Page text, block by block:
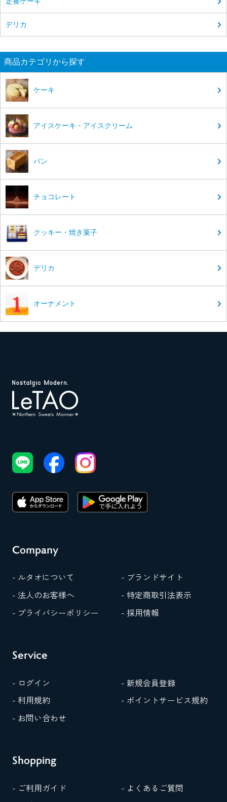
デリカ
商品カテゴリから探す
ケーキ
アイスケーキ・アイスクリーム
パン
チョコレート
クッキー・焼き菓子
デリカ
オーナメント
Company
- ルタオについて
- ブランドサイト
- 法人のお客様へ
- 特定商取引法表示
- プライバシーポリシー
- 採用情報
Service
- ログイン
- 新規会員登録
- 利用規約
- ポイントサービス規約
- お問い合わせ
Shopping
- ご利用ガイド
- よくあるご質問